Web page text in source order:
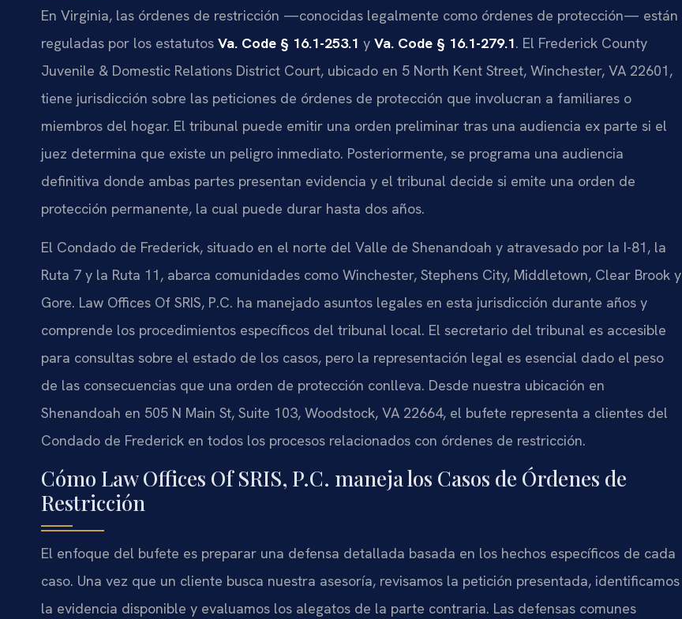
En Virginia, las órdenes de restricción —conocidas legalmente como órdenes de protección— están
reguladas por los estatutos Va. Code § 16.1-253.1 y Va. Code § 16.1-279.1. El Frederick County
Juvenile & Domestic Relations District Court, ubicado en 5 North Kent Street, Winchester, VA 22601,
tiene jurisdicción sobre las peticiones de órdenes de protección que involucran a familiares o
miembros del hogar. El tribunal puede emitir una orden preliminar tras una audiencia ex parte si el
juez determina que existe un peligro inmediato. Posteriormente, se programa una audiencia
definitiva donde ambas partes presentan evidencia y el tribunal decide si emite una orden de
protección permanente, la cual puede durar hasta dos años.
El Condado de Frederick, situado en el norte del Valle de Shenandoah y atravesado por la I-81, la
Ruta 7 y la Ruta 11, abarca comunidades como Winchester, Stephens City, Middletown, Clear Brook y
Gore. Law Offices Of SRIS, P.C. ha manejado asuntos legales en esta jurisdicción durante años y
comprende los procedimientos específicos del tribunal local. El secretario del tribunal es accesible
para consultas sobre el estado de los casos, pero la representación legal es esencial dado el peso
de las consecuencias que una orden de protección conlleva. Desde nuestra ubicación en
Shenandoah en 505 N Main St, Suite 103, Woodstock, VA 22664, el bufete representa a clientes del
Condado de Frederick en todos los procesos relacionados con órdenes de restricción.
Cómo Law Offices Of SRIS, P.C. maneja los Casos de Órdenes de
Restricción
El enfoque del bufete es preparar una defensa detallada basada en los hechos específicos de cada
caso. Una vez que un cliente busca nuestra asesoría, revisamos la petición presentada, identificamos
la evidencia disponible y evaluamos los alegatos de la parte contraria. Las defensas comunes